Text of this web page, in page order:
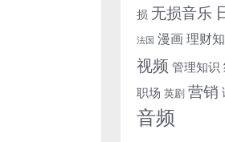
损 无损音乐
法国 漫画理财
视频 管理知识
职场 英剧 营销
音频